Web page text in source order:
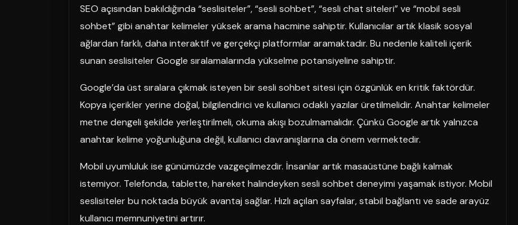
SEO açısından bakıldığında “seslisiteler”, “sesli sohbet”, “sesli chat siteleri” ve “mobil sesli
sohbet” gibi anahtar kelimeler yüksek arama hacmine sahiptir. Kullanıcılar artık klasik sosyal
ağlardan farklı, daha interaktif ve gerçekçi platformlar aramaktadır. Bu nedenle kaliteli içerik
sunan seslisiteler Google sıralamalarında yükselme potansiyeline sahiptir.
Google’da üst sıralara çıkmak isteyen bir sesli sohbet sitesi için özgünlük en kritik faktördür.
Kopya içerikler yerine doğal, bilgilendirici ve kullanıcı odaklı yazılar üretilmelidir. Anahtar kelimeler
metne dengeli şekilde yerleştirilmeli, okuma akışı bozulmamalıdır. Çünkü Google artık yalnızca
anahtar kelime yoğunluğuna değil, kullanıcı davranışlarına da önem vermektedir.
Mobil uyumluluk ise günümüzde vazgeçilmezdir. İnsanlar artık masaüstüne bağlı kalmak
istemiyor. Telefonda, tablette, hareket halindeyken sesli sohbet deneyimi yaşamak istiyor. Mobil
seslisiteler bu noktada büyük avantaj sağlar. Hızlı açılan sayfalar, stabil bağlantı ve sade arayüz
kullanıcı memnuniyetini artırır.